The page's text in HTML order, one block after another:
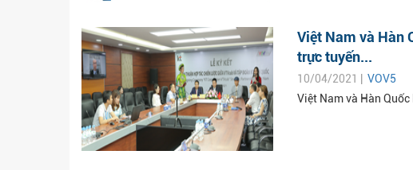
Việt Nam và Hàn
trực tuyến...
10/04/2021 | VOV5
Việt Nam và Hàn